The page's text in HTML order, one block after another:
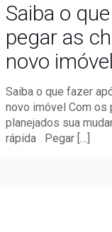
Saiba o
pegar as
novo imóvel
Saiba o que fazer
novo imóvel Com
planejados sua
rápida Pegar […]